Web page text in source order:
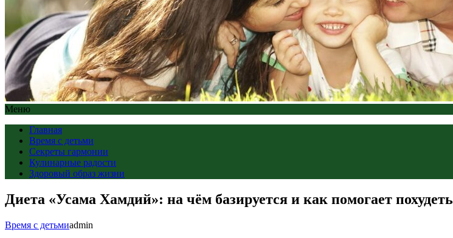
Меню
Главная
Время с детьми
Секреты гармонии
Кулинарные радости
Здоровый образ жизни
Диета «Усама Хамдий»: на чём базируется и как помогает похудеть
Время с детьмиadmin